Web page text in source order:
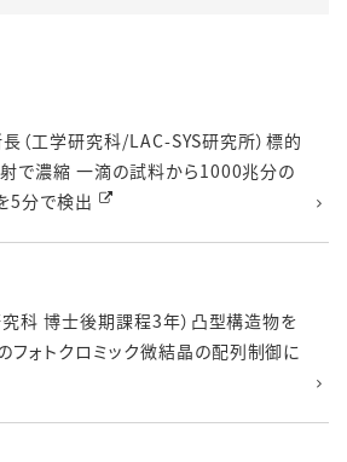
（工学研究科/LAC-SYS研究所）標的
で濃縮 一滴の試料から1000兆分の
5分で検出
科 博士後期課程3年）凸型構造物を
フォトクロミック微結晶の配列制御に